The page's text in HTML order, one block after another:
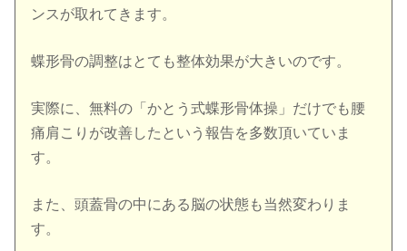
ンスが取れてきます。
蝶形骨の調整はとても整体効果が大きいのです。
実際に、無料の「かとう式蝶形骨体操」だけでも腰
痛肩こりが改善したという報告を多数頂いていま
す。
また、頭蓋骨の中にある脳の状態も当然変わりま
す。